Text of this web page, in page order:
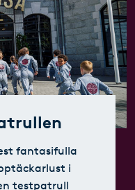
fantasifulla
i
testpatrull